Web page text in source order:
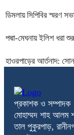
ডিমলায় সিপিবির স্মরণ
পদ্মা-মেঘনায় ইলিশ ধরা
হাওরপাড়ের আর্তনাদ:
প্রকাশক ও সম্পাদক
মোহাম্মদ শাহ আলম
তাল পুকুরপাড়,